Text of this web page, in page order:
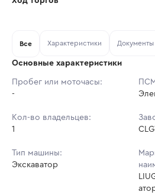
Тип аукциона:
Шаг торгов: 68 985
Кол-во ставок:
Ставок не
в аукционах
Все Характеристики Документы
Основные характеристики
Пробег или моточасы:
-
Кол-во владельцев:
1
Тип машины:
Экскаватор